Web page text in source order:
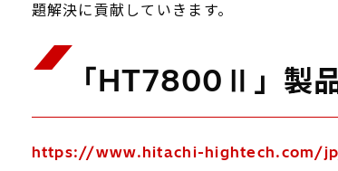
題解決に貢献していきます。
「HT7800Ⅱ」製
https://www.hitachi-hightech.com/